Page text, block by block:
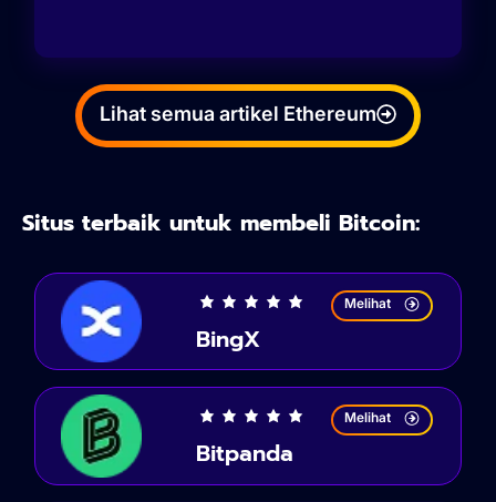
Lihat semua artikel Ethereum
Situs terbaik untuk membeli Bitcoin:
BingX
Melihat
Bitpanda
Melihat